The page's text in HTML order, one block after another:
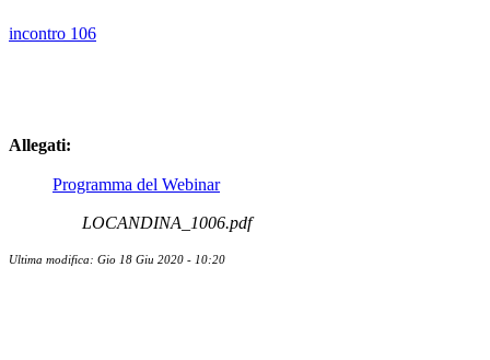
incontro 106
Allegati:
Programma del Webinar
LOCANDINA_1006.pdf
Ultima modifica: Gio 18 Giu 2020 - 10:20